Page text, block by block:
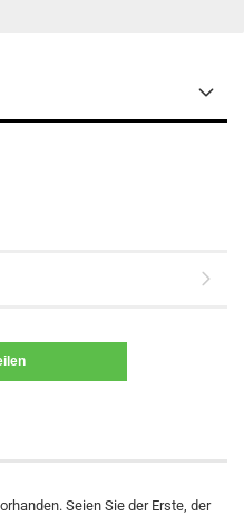
Seien Sie der Erste, der